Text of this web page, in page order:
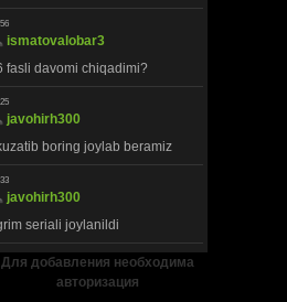
Для добавления необходима
авторизация